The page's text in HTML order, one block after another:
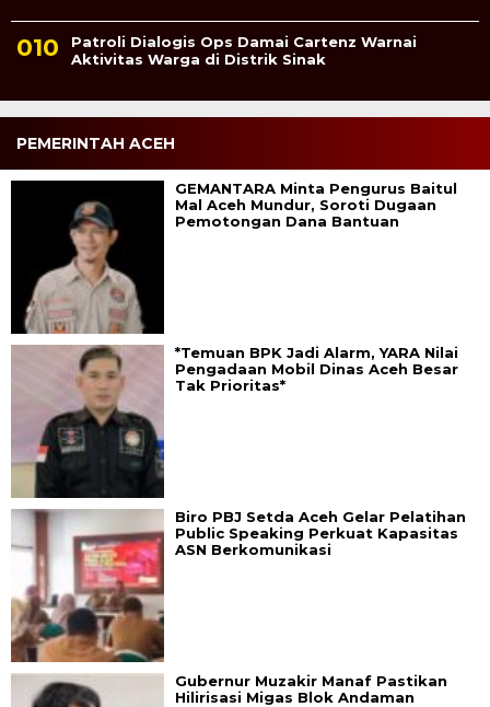
Patroli Dialogis Ops Damai Cartenz Warnai
Aktivitas Warga di Distrik Sinak
PEMERINTAH ACEH
GEMANTARA Minta Pengurus Baitul
Mal Aceh Mundur, Soroti Dugaan
Pemotongan Dana Bantuan
*Temuan BPK Jadi Alarm, YARA Nilai
Pengadaan Mobil Dinas Aceh Besar
Tak Prioritas*
Biro PBJ Setda Aceh Gelar Pelatihan
Public Speaking Perkuat Kapasitas
ASN Berkomunikasi
Gubernur Muzakir Manaf Pastikan
Hilirisasi Migas Blok Andaman